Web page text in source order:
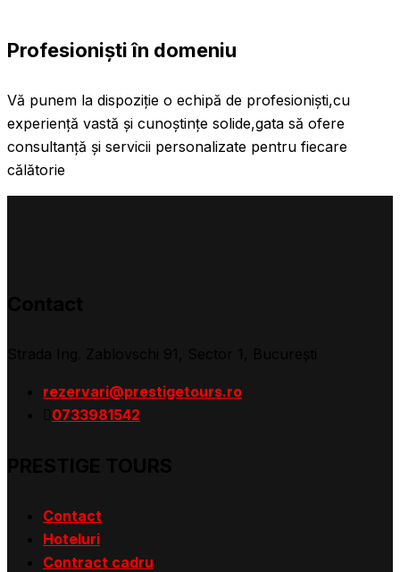
Profesioniști în domeniu
Vă punem la dispoziție o echipă de profesioniști,cu
experiență vastă și cunoștințe solide,gata să ofere
consultanță și servicii personalizate pentru fiecare
călătorie
rezervari@prestigetours.ro
0733981542
Contact
Hoteluri
Contract cadru